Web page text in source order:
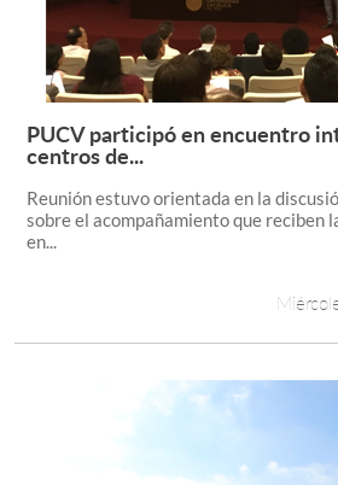
Pregrado
Postgrado
Formación Continua
Estudiantes
Académicos
PUCV participó en encuentro
centros de...
Reunión estuvo orientada en la
sobre el acompañamiento que reciben
en...